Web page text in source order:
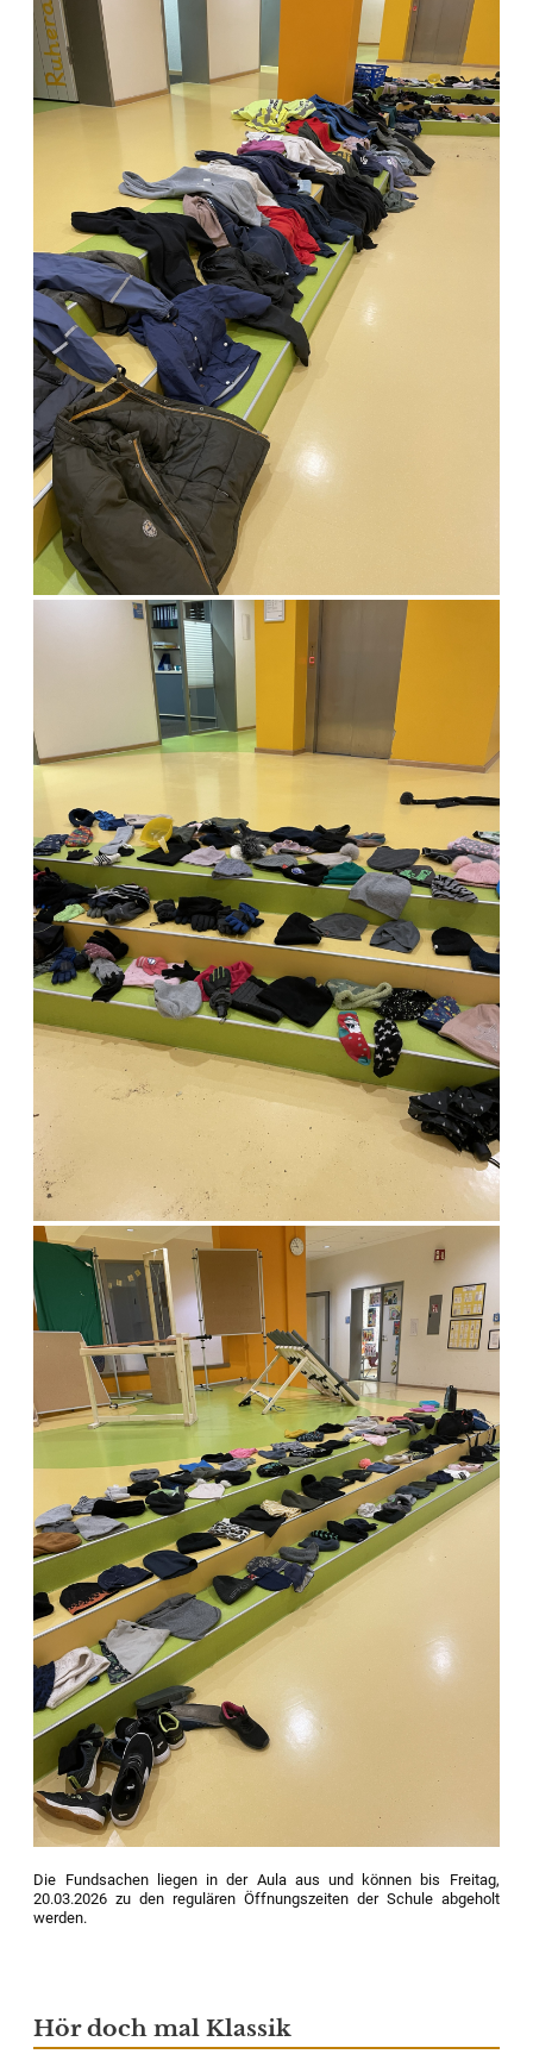
Die Fundsachen liegen in der Aula aus und können bis Freitag,
20.03.2026 zu den regulären Öffnungszeiten der Schule abgeholt
werden.
Hör doch mal Klassik